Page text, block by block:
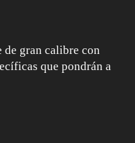
de gran calibre con
que pondrán a